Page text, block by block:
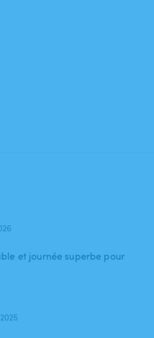
et journée superbe pour